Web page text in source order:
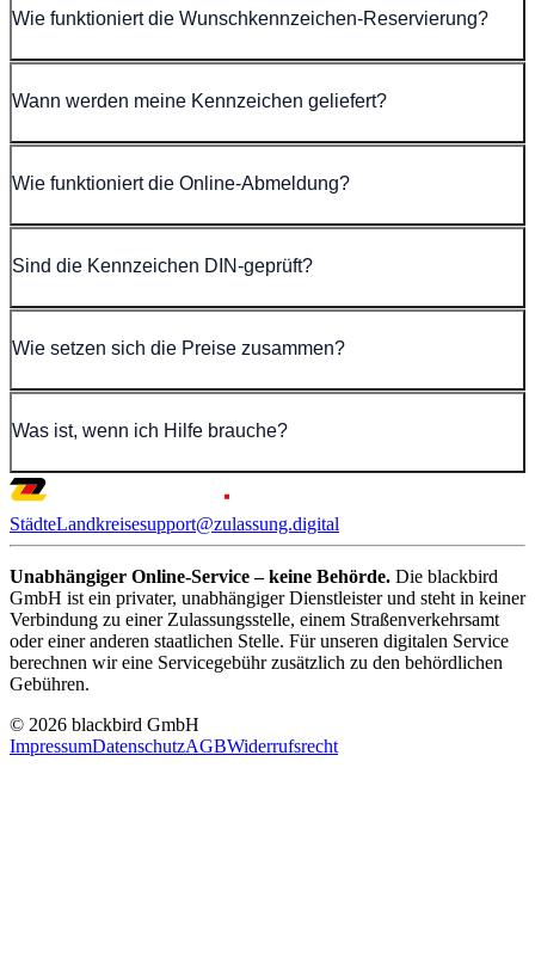
Wie funktioniert die Wunschkennzeichen-Reservierung?
Wann werden meine Kennzeichen geliefert?
Wie funktioniert die Online-Abmeldung?
Sind die Kennzeichen DIN-geprüft?
Wie setzen sich die Preise zusammen?
Was ist, wenn ich Hilfe brauche?
StädteLandkreisesupport@zulassung.digital
Unabhängiger Online-Service – keine Behörde. Die blackbird
GmbH ist ein privater, unabhängiger Dienstleister und steht in keiner
Verbindung zu einer Zulassungsstelle, einem Straßenverkehrsamt
oder einer anderen staatlichen Stelle. Für unseren digitalen Service
berechnen wir eine Servicegebühr zusätzlich zu den behördlichen
Gebühren.
© 2026 blackbird GmbH
ImpressumDatenschutzAGBWiderrufsrecht